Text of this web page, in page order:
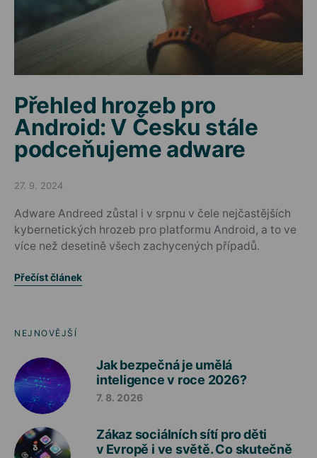
Přehled hrozeb pro
Android: V Česku stále
podceňujeme adware
Posted on
27. 9. 2024
Adware Andreed zůstal i v srpnu v čele nejčastějších
kybernetických hrozeb pro platformu Android, a to ve
více než desetině všech zachycených případů.
Přečíst článek
NEJNOVĚJŠÍ
Jak bezpečná je umělá
inteligence v roce 2026?
7. 8. 2026
Zákaz sociálních sítí pro děti
v Evropě i ve světě. Co skutečně